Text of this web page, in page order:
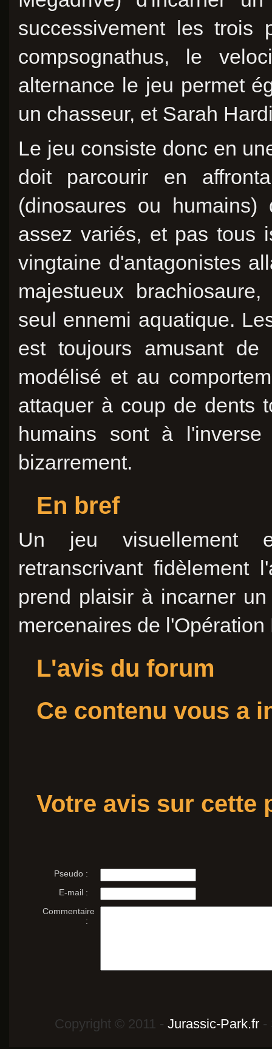
successivement les trois
compsognathus, le
alternance le jeu permet
un chasseur, et Sarah
Le jeu consiste donc en
doit parcourir en
(dinosaures ou
assez variés, et pas tous
vingtaine d'antagonistes
majestueux
seul ennemi aquatique.
est toujours amusant de
modélisé et au
attaquer à coup de dents
humains sont à
bizarrement.
En bref
Un jeu visuellement
retranscrivant fidèlement
prend plaisir à incarner
mercenaires de l'Opération
L'avis du forum
Ce contenu vous a
Votre avis sur cette
Pseudo :
E-mail :
Commentaire
:
Copyright © 2011 - Jurassic-Park.fr -